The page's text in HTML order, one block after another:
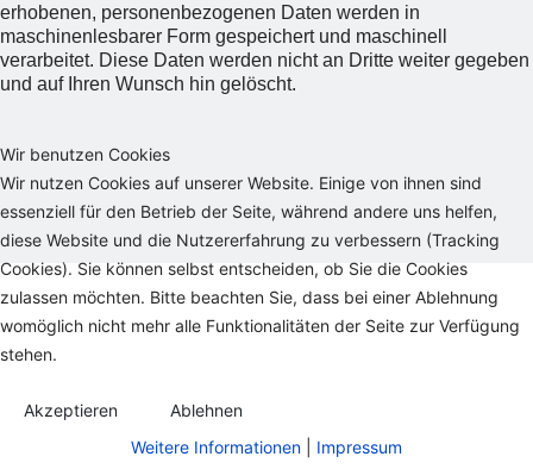
erhobenen, personenbezogenen Daten werden in
maschinenlesbarer Form gespeichert und maschinell
verarbeitet. Diese Daten werden nicht an Dritte weiter gegeben
und auf Ihren Wunsch hin gelöscht.
Wir benutzen Cookies
Wir nutzen Cookies auf unserer Website. Einige von ihnen sind
essenziell für den Betrieb der Seite, während andere uns helfen,
diese Website und die Nutzererfahrung zu verbessern (Tracking
Cookies). Sie können selbst entscheiden, ob Sie die Cookies
zulassen möchten. Bitte beachten Sie, dass bei einer Ablehnung
womöglich nicht mehr alle Funktionalitäten der Seite zur Verfügung
stehen.
Akzeptieren
Ablehnen
Weitere Informationen
Impressum